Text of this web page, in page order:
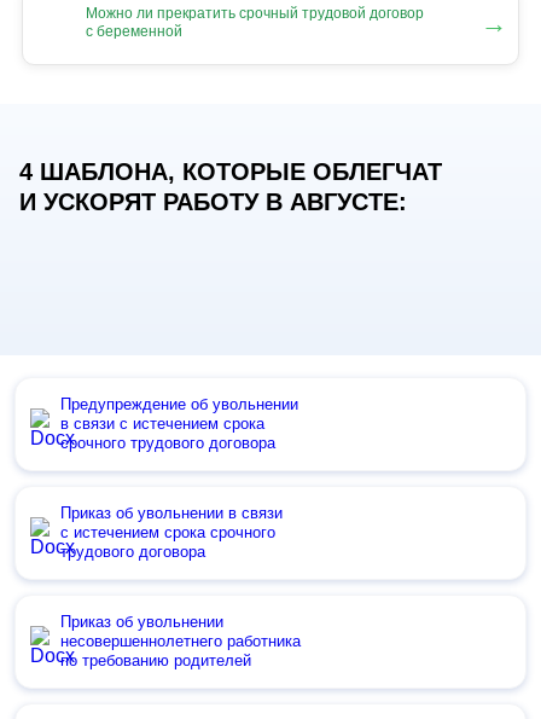
Можно ли прекратить срочный трудовой договор
с беременной
→
4 ШАБЛОНА, КОТОРЫЕ ОБЛЕГЧАТ
И УСКОРЯТ РАБОТУ В АВГУСТЕ:
Предупреждение об увольнении
в связи с истечением срока
срочного трудового договора
Приказ об увольнении в связи
с истечением срока срочного
трудового договора
Приказ об увольнении
несовершеннолетнего работника
по требованию родителей